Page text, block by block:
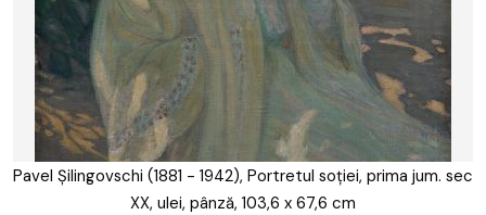
Pavel Șilingovschi (1881 - 1942), Portretul soției, prima jum. sec
XX, ulei, pânză, 103,6 x 67,6 cm